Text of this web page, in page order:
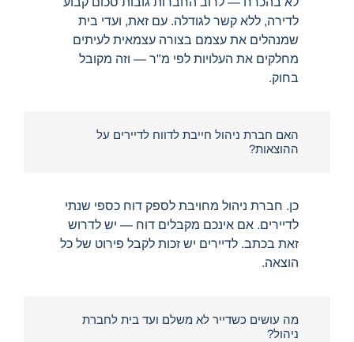
לדירה, ללא קשר לגודלה. עם זאת, ועדי בית
שמנהלים את עצמם בצורה עצמאית לעיתים
מחלקים את העלויות לפי מ"ר — וזה מקובל
בחוק.
האם חברת ניהול חייבת לדווח לדיירים על
ההוצאות?
כן. חברת ניהול מחויבת לספק דוח כספי שנתי
לדיירים. אם אינכם מקבלים דוח — יש לדרוש
זאת בכתב. לדיירים יש זכות לקבל פירוט של כל
הוצאה.
מה עושים כשדייר לא משלם ועד בית לחברת
ניהול?